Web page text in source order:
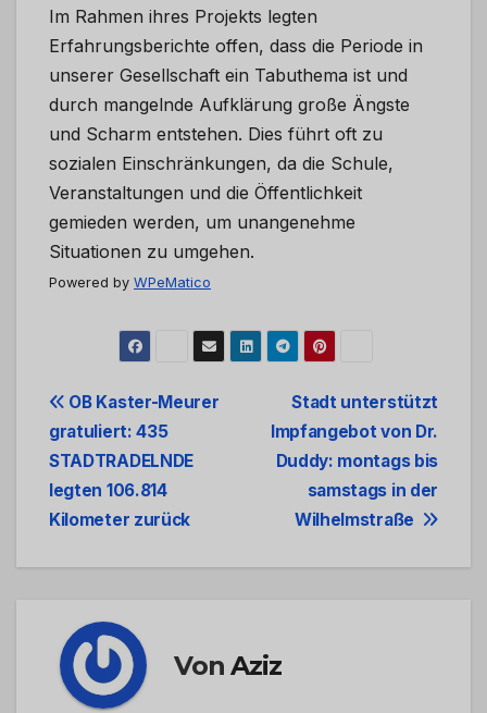
Im Rahmen ihres Projekts legten
Erfahrungsberichte offen, dass die Periode in
unserer Gesellschaft ein Tabuthema ist und
durch mangelnde Aufklärung große Ängste
und Scharm entstehen. Dies führt oft zu
sozialen Einschränkungen, da die Schule,
Veranstaltungen und die Öffentlichkeit
gemieden werden, um unangenehme
Situationen zu umgehen.
Powered by WPeMatico
Beitrags-
Navigation
Stadt unterstützt
Impfangebot von Dr.
Duddy: montags bis
samstags in der
Wilhelmstraße
OB Kaster-Meurer
gratuliert: 435
STADTRADELNDE
legten 106.814
Kilometer zurück
VonAziz